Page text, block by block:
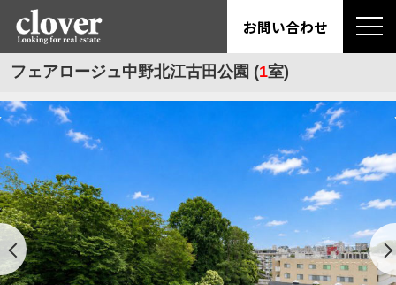
お問い合わせ
フェアロージュ中野北江古田公園 (1室)